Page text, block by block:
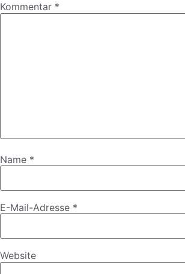
Kommentar *
Name *
E-Mail-Adresse *
Website